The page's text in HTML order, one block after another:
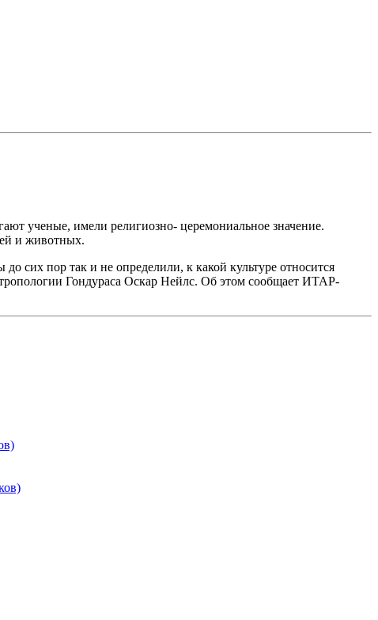
ученые, имели религиозно- церемониальное значение.
и животных.
сих пор так и не определили, к какой культуре относится
Гондураса Оскар Нейлс. Об этом сообщает ИТАР-